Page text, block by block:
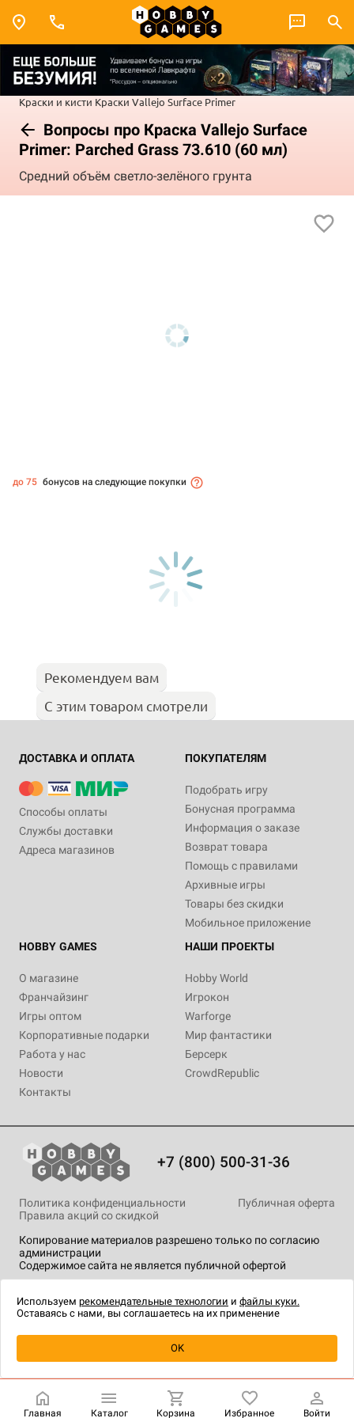
Краски и кисти Краски Vallejo Surface Primer
Вопросы про Краска Vallejo Surface
Primer: Parched Grass 73.610 (60 мл)
Средний объём светло-зелёного грунта
Уведомить о наличии
до 75 бонусов на следующие покупки
Рекомендуем вам
С этим товаром смотрели
ДОСТАВКА И ОПЛАТА
Способы оплаты
Службы доставки
Адреса магазинов
ПОКУПАТЕЛЯМ
Подобрать игру
Бонусная программа
Информация о заказе
Возврат товара
Помощь с правилами
Архивные игры
Товары без скидки
Мобильное приложение
HOBBY GAMES
О магазине
Франчайзинг
Игры оптом
Корпоративные подарки
Работа у нас
Новости
Контакты
НАШИ ПРОЕКТЫ
Hobby World
Игрокон
Warforge
Мир фантастики
Берсерк
CrowdRepublic
+7 (800) 500-31-36
Копирование материалов разрешено только по согласию
администрации
Содержимое сайта не является публичной офертой
Политика конфиденциальности
Публичная оферта
Правила акций со скидкой
технологии.
Главная Каталог Корзина Избранное Войти
Используем рекомендательные технологии и файлы куки.
Оставаясь с нами, вы соглашаетесь на их применение
OK